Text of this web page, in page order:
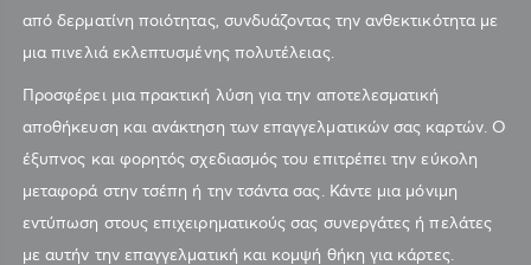
από δερματίνη ποιότητας, συνδυάζοντας την ανθεκτικότητα με
μια πινελιά εκλεπτυσμένης πολυτέλειας.
Προσφέρει μια πρακτική λύση για την αποτελεσματική
αποθήκευση και ανάκτηση των επαγγελματικών σας καρτών. Ο
έξυπνος και φορητός σχεδιασμός του επιτρέπει την εύκολη
μεταφορά στην τσέπη ή την τσάντα σας. Κάντε μια μόνιμη
εντύπωση στους επιχειρηματικούς σας συνεργάτες ή πελάτες
με αυτήν την επαγγελματική και κομψή θήκη για κάρτες.